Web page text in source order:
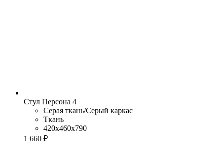
Стул Персона 4
Серая ткань/Серый каркас
Ткань
420x460x790
1 660 ₽